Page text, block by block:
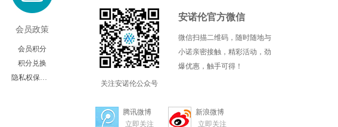
会员政策
会员积分
积分兑换
隐私权保护声明
关注安诺伦公众号
安诺伦官方微信
微信扫描二维码，随时随地与
小诺亲密接触，精彩活动，劲
爆优惠，触手可得！
腾讯微博
立即关注
新浪微博
立即关注